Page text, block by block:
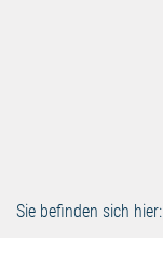
Sie befinden sich hier: